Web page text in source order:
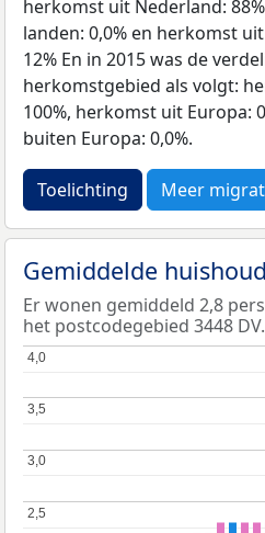
herkomst uit Nederland:
landen: 0,0% en herkomst
12% En in 2015 was de
herkomstgebied als volgt:
100%, herkomst uit Europa:
buiten Europa: 0,0%.
Toelichting Meer
Gemiddelde
Er wonen gemiddeld 2,8
het postcodegebied 3448 DV.
2,5
2,5
3,0
3,0
3,5
3,5
4,0
4,0